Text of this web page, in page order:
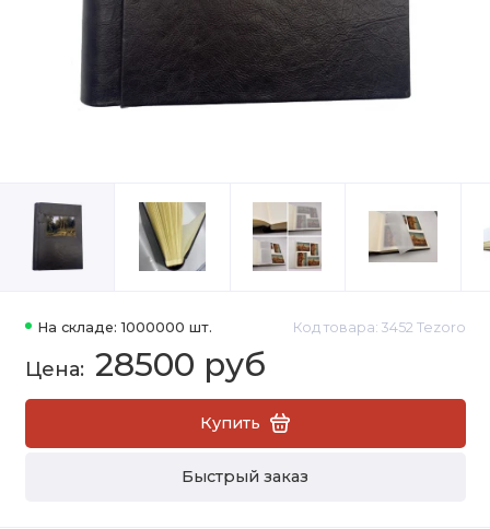
На складе: 1000000 шт. Код товара: 3452 Tezoro
28500 руб
Купить
Быстрый заказ